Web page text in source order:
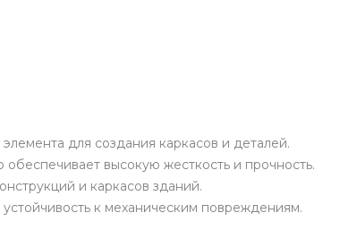
для создания каркасов и деталей.
высокую жесткость и прочность.
и каркасов зданий.
к механическим повреждениям.